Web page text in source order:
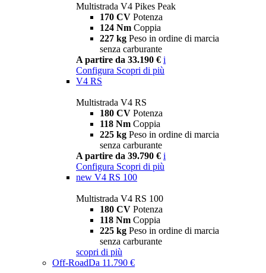
Multistrada V4 Pikes Peak
170 CV Potenza
124 Nm Coppia
227 kg Peso in ordine di marcia
senza carburante
A partire da 33.190 € i
Configura Scopri di più
V4 RS
Multistrada V4 RS
180 CV Potenza
118 Nm Coppia
225 kg Peso in ordine di marcia
senza carburante
A partire da 39.790 € i
Configura Scopri di più
new V4 RS 100
Multistrada V4 RS 100
180 CV Potenza
118 Nm Coppia
225 kg Peso in ordine di marcia
senza carburante
scopri di più
Off-RoadDa 11.790 €